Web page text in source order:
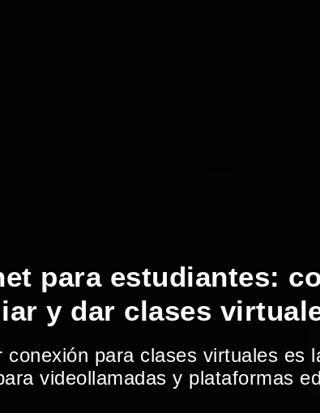
para estudiantes:
y dar clases
conexión para clases virtuales
videollamadas y plataformas